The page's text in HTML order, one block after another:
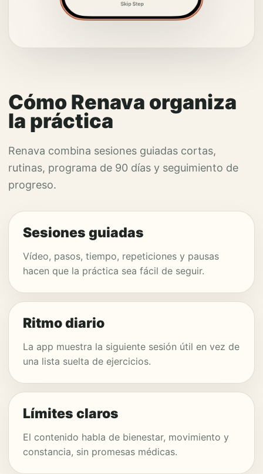
Cómo Renava organiza
la práctica
Renava combina sesiones guiadas cortas,
rutinas, programa de 90 días y seguimiento de
progreso.
Sesiones guiadas
Vídeo, pasos, tiempo, repeticiones y pausas
hacen que la práctica sea fácil de seguir.
Ritmo diario
La app muestra la siguiente sesión útil en vez de
una lista suelta de ejercicios.
Límites claros
El contenido habla de bienestar, movimiento y
constancia, sin promesas médicas.